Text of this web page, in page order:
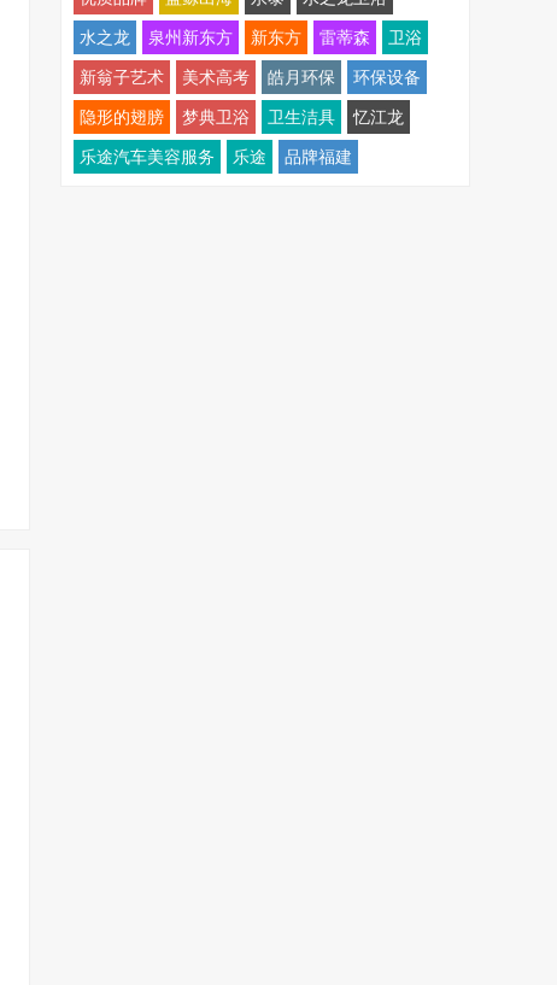
水之龙 泉州新东方 新东方 雷蒂森 卫浴
新翁子艺术 美术高考 皓月环保 环保设备
隐形的翅膀 梦典卫浴 卫生洁具 忆江龙
乐途汽车美容服务 乐途 品牌福建